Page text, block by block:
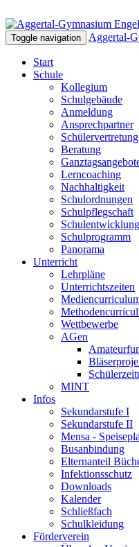
Toggle navigation Aggertal-
Start
Schule
Kollegium
Schulgebäude
Anmeldung
Ansprechpartner
Schülervertretung
Beratung
Lerncoaching
Nachhaltigkeit
Schulordnungen
Schulpflegschaft
Schulentwicklung
Schulprogramm
Panorama
Unterricht
Lehrpläne
Unterrichtszeiten
Wettbewerbe
AGen
MINT
Infos
Sekundarstufe I
Sekundarstufe II
Mensa -
Busanbindung
Elternanteil
Infektionsschutz
Downloads
Kalender
Schließfach
Schulkleidung
Förderverein